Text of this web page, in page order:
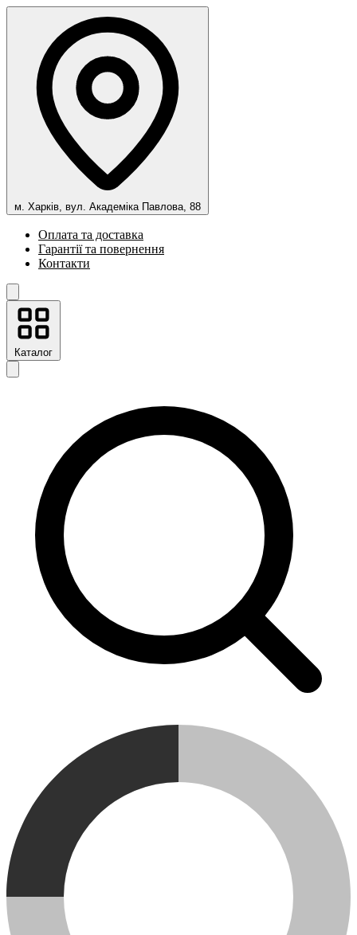
м. Харків, вул. Академіка Павлова, 88
Оплата та доставка
Гарантії та повернення
Контакти
Каталог